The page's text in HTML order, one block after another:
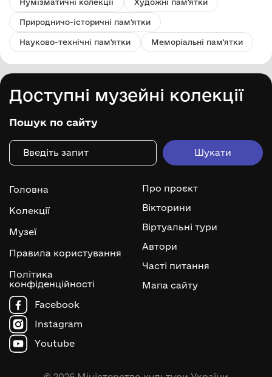
Нумізматичні колекції Художні пам'ятки
Природничо-історичні пам'ятки
Науково-технічні пам'ятки Меморіальні пам'ятки
Доступні музейні колекції
Пошук по сайту
Головна
Колекції
Музеї
Правила користування
Політика
конфіденційності
Про проєкт
Вікторини
Віртуальні тури
Автори
Часті питання
Мапа сайту
Facebook
Instagram
Youtube